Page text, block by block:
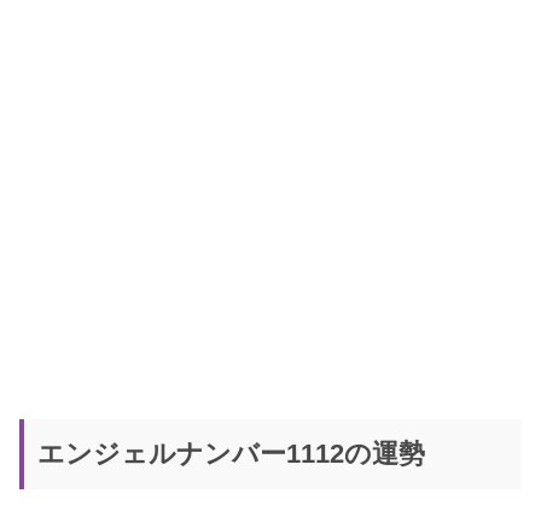
エンジェルナンバー1112の運勢